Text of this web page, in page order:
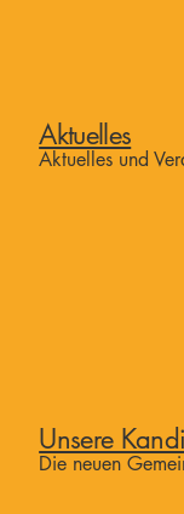
Aktuelles
Aktuelles und
Unsere
Die neuen